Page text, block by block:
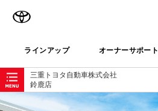
ラインアップ オーナーサポート
三重トヨタ自動車株式会社
鈴鹿店
ローカルナビゲーション